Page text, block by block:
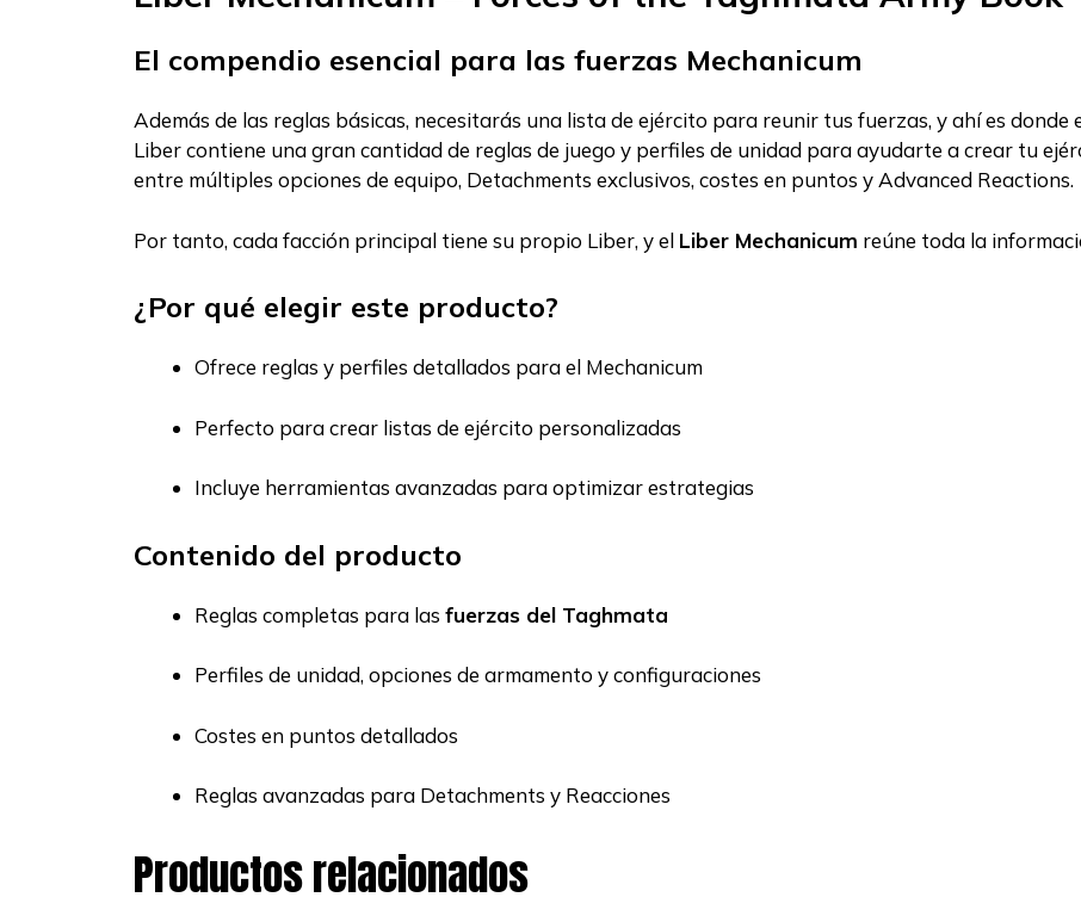
El compendio esencial para las fuerzas Mechanicum
Además de las reglas básicas, necesitarás una lista de ejército para reunir tus fuerzas, y ahí es donde
Liber contiene una gran cantidad de reglas de juego y perfiles de unidad para ayudarte a crear tu
entre múltiples opciones de equipo, Detachments exclusivos, costes en puntos y Advanced Reactions.
Por tanto, cada facción principal tiene su propio Liber, y el Liber Mechanicum reúne toda la
¿Por qué elegir este producto?
Ofrece reglas y perfiles detallados para el Mechanicum
Perfecto para crear listas de ejército personalizadas
Incluye herramientas avanzadas para optimizar estrategias
Contenido del producto
Reglas completas para las fuerzas del Taghmata
Perfiles de unidad, opciones de armamento y configuraciones
Costes en puntos detallados
Reglas avanzadas para Detachments y Reacciones
Productos relacionados